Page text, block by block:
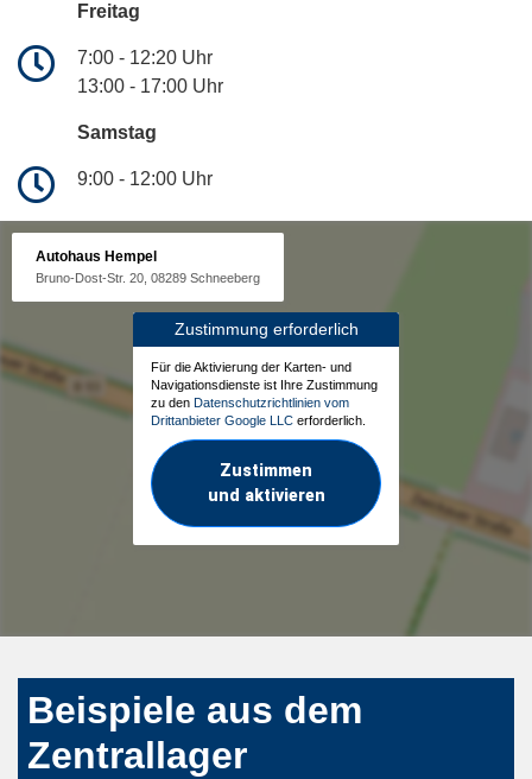
Freitag
7:00 - 12:20 Uhr
13:00 - 17:00 Uhr
Samstag
9:00 - 12:00 Uhr
Autohaus Hempel
Bruno-Dost-Str. 20, 08289 Schneeberg
Zustimmung erforderlich
Für die Aktivierung der Karten- und
Navigationsdienste ist Ihre Zustimmung
zu den Datenschutzrichtlinien vom
Drittanbieter Google LLC erforderlich.
Zustimmen
und aktivieren
Beispiele aus dem
Zentrallager